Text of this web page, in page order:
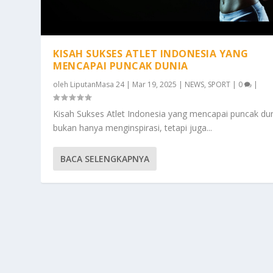
KISAH SUKSES ATLET INDONESIA YANG
MENCAPAI PUNCAK DUNIA
oleh LiputanMasa 24| Mar 19, 2025 NEWS, SPORT 0
Kisah Sukses Atlet Indonesia yang mencapai puncak
bukan hanya menginspirasi, tetapi juga...
BACA SELENGKAPNYA